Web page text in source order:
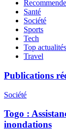
Santé
Société
Sports
Tech
Top actualités
Travel
Publications
Société
Togo :
inondations